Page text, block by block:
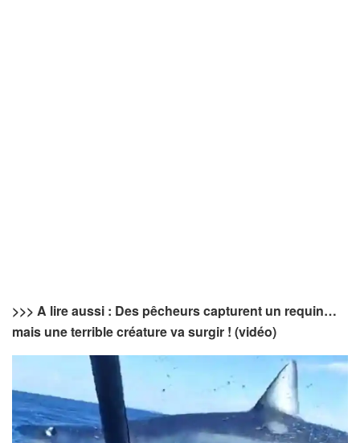
>>> A lire aussi : Des pêcheurs capturent un requin…
mais une terrible créature va surgir ! (vidéo)